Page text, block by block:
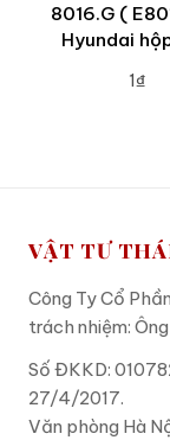
8016.G (
Hyundai
1₫
VẬT TƯ
Công Ty Cổ
trách nhiệm:
Số ĐKKD:
27/4/2017.
Văn phòng Hà